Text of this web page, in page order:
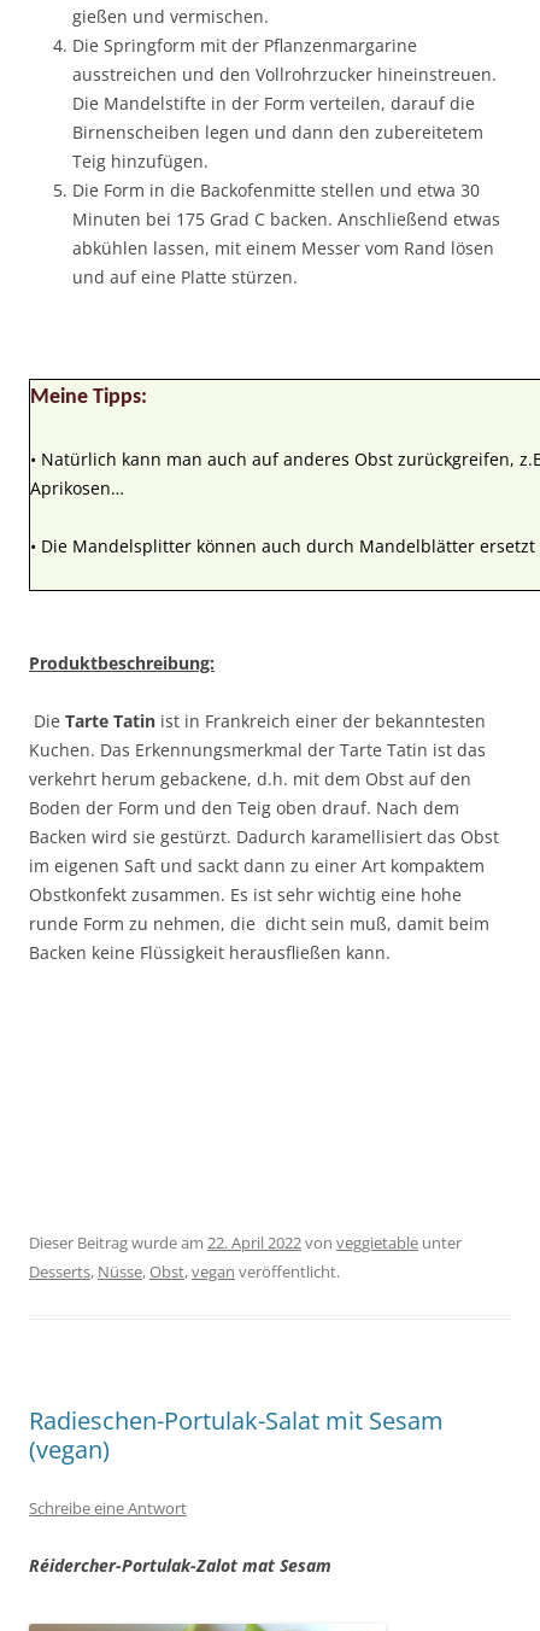
gießen und vermischen.
Die Springform mit der Pflanzenmargarine
ausstreichen und den Vollrohrzucker hineinstreuen.
Die Mandelstifte in der Form verteilen, darauf die
Birnenscheiben legen und dann den zubereitetem
Teig hinzufügen.
Die Form in die Backofenmitte stellen und etwa 30
Minuten bei 175 Grad C backen. Anschließend etwas
abkühlen lassen, mit einem Messer vom Rand lösen
und auf eine Platte stürzen.
Meine Tipps:
• Natürlich kann man auch auf anderes Obst zurückgreifen,
Aprikosen…
• Die Mandelsplitter können auch durch Mandelblätter
Produktbeschreibung:
Die Tarte Tatin ist in Frankreich einer der bekanntesten
Kuchen. Das Erkennungsmerkmal der Tarte Tatin ist das
verkehrt herum gebackene, d.h. mit dem Obst auf den
Boden der Form und den Teig oben drauf. Nach dem
Backen wird sie gestürzt. Dadurch karamellisiert das Obst
im eigenen Saft und sackt dann zu einer Art kompaktem
Obstkonfekt zusammen. Es ist sehr wichtig eine hohe
runde Form zu nehmen, die dicht sein muß, damit beim
Backen keine Flüssigkeit herausfließen kann.
Dieser Beitrag wurde am 22. April 2022von veggietable unter
Desserts, Nüsse,Obst,vegan veröffentlicht.
Radieschen-Portulak-Salat mit Sesam
(vegan)
Schreibe eine Antwort
Réidercher-Portulak-Zalot mat Sesam